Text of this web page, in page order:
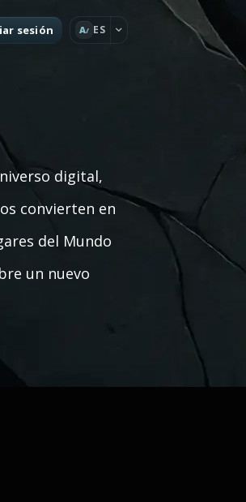
sesión A ES
digital,
convierten en
del Mundo
un nuevo